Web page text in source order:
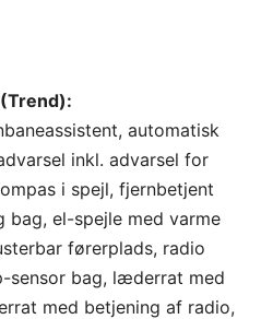
automatisk
inkl. advarsel for
i spejl, fjernbetjent
bag, el-spejle med varme
førerplads, radio
sensor bag, læderrat med
med betjening af radio,